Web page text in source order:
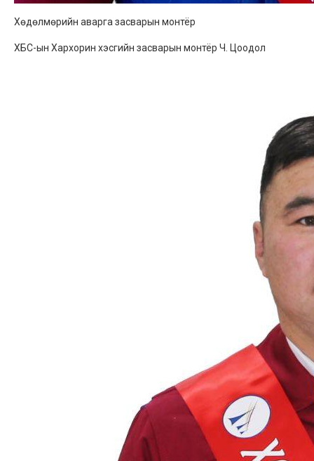
Хөдөлмөрийн аварга засварын монтёр
ХБС-ын Хархорин хэсгийн засварын монтёр Ч. Цоодол